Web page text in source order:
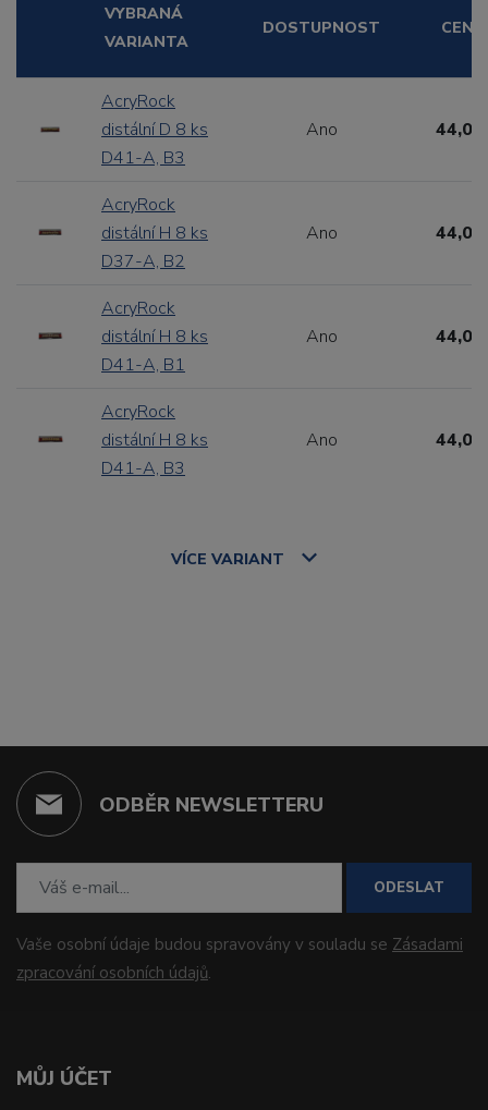
VYBRANÁ
VARIANTA
DOSTUPNOST CENA
AcryRock
distální D 8 ks
D41-A, B3
Ano 44,00
AcryRock
distální H 8 ks
D37-A, B2
Ano 44,00
AcryRock
distální H 8 ks
D41-A, B1
Ano 44,00
AcryRock
distální H 8 ks
D41-A, B3
Ano 44,00
VÍCE VARIANT
ODBĚR NEWSLETTERU
ODESLAT
Vaše osobní údaje budou spravovány v souladu se Zásadami
zpracování osobních údajů.
MŮJ ÚČET